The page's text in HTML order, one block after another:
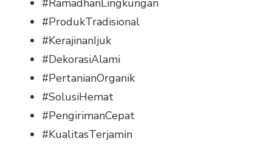
#RamadhanLingkungan
#ProdukTradisional
#KerajinanIjuk
#DekorasiAlami
#PertanianOrganik
#SolusiHemat
#PengirimanCepat
#KualitasTerjamin